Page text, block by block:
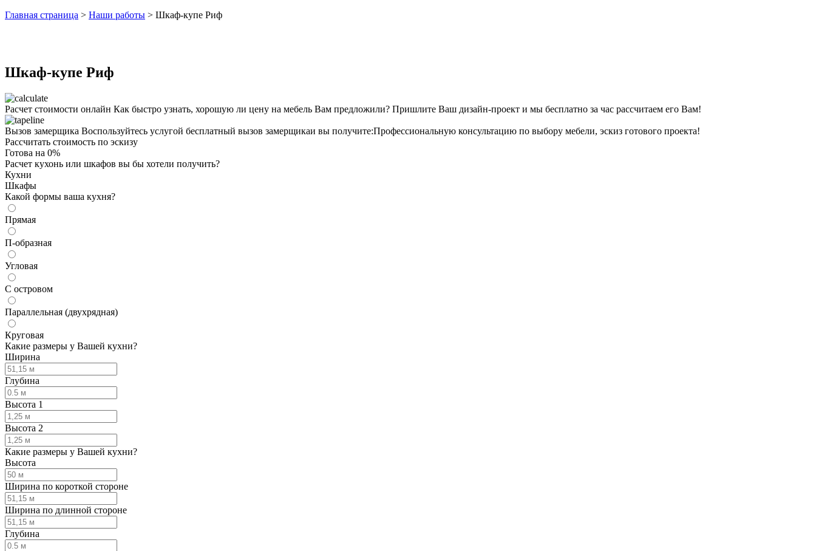
Главная страница > Наши работы > Шкаф-купе Риф
Шкаф-купе Риф
Расчет стоимости онлайн Как быстро узнать, хорошую ли цену на мебель Вам предложили? Пришлите Ваш дизайн-проект и мы бесплатно за час рассчитаем его Вам!
Вызов замерщика Воспользуйтесь услугой бесплатный вызов замерщикаи вы получите:Профессиональную консультацию по выбору мебели, эскиз готового проекта!
Рассчитать стоимость по эскизу
Готова на 0%
Расчет кухонь или шкафов вы бы хотели получить?
Кухни
Шкафы
Какой формы ваша кухня?
Прямая
П-образная
Угловая
С островом
Параллельная (двухрядная)
Круговая
Какие размеры у Вашей кухни?
Ширина
Глубина
Высота 1
Высота 2
Какие размеры у Вашей кухни?
Высота
Ширина по короткой стороне
Ширина по длинной стороне
Глубина